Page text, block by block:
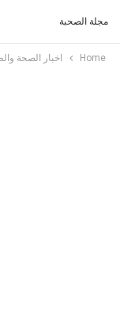
مجلة الصحبة
Home اخبار الصحة